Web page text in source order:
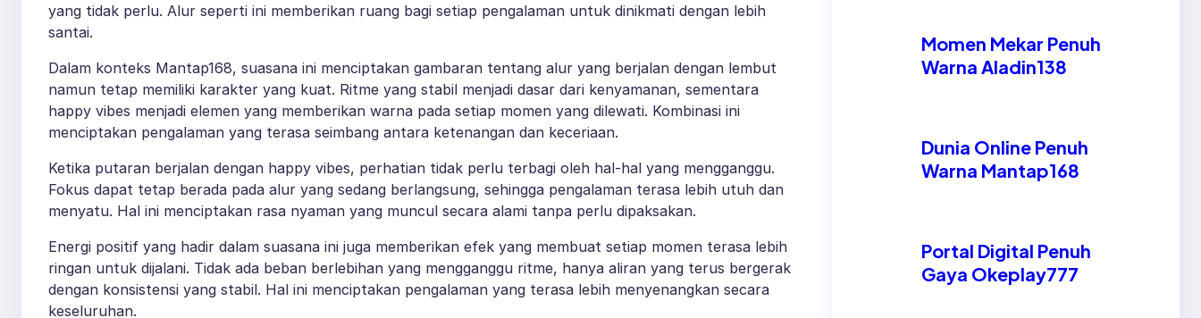
yang tidak perlu. Alur seperti ini memberikan ruang bagi setiap pengalaman untuk dinikmati dengan lebih
santai.
Dalam konteks Mantap168, suasana ini menciptakan gambaran tentang alur yang berjalan dengan lembut
namun tetap memiliki karakter yang kuat. Ritme yang stabil menjadi dasar dari kenyamanan, sementara
happy vibes menjadi elemen yang memberikan warna pada setiap momen yang dilewati. Kombinasi ini
menciptakan pengalaman yang terasa seimbang antara ketenangan dan keceriaan.
Ketika putaran berjalan dengan happy vibes, perhatian tidak perlu terbagi oleh hal-hal yang mengganggu.
Fokus dapat tetap berada pada alur yang sedang berlangsung, sehingga pengalaman terasa lebih utuh dan
menyatu. Hal ini menciptakan rasa nyaman yang muncul secara alami tanpa perlu dipaksakan.
Energi positif yang hadir dalam suasana ini juga memberikan efek yang membuat setiap momen terasa lebih
ringan untuk dijalani. Tidak ada beban berlebihan yang mengganggu ritme, hanya aliran yang terus bergerak
dengan konsistensi yang stabil. Hal ini menciptakan pengalaman yang terasa lebih menyenangkan secara
keseluruhan.
Momen Mekar Penuh
Warna Aladin138
Dunia Online Penuh
Warna Mantap168
Portal Digital Penuh
Gaya Okeplay777